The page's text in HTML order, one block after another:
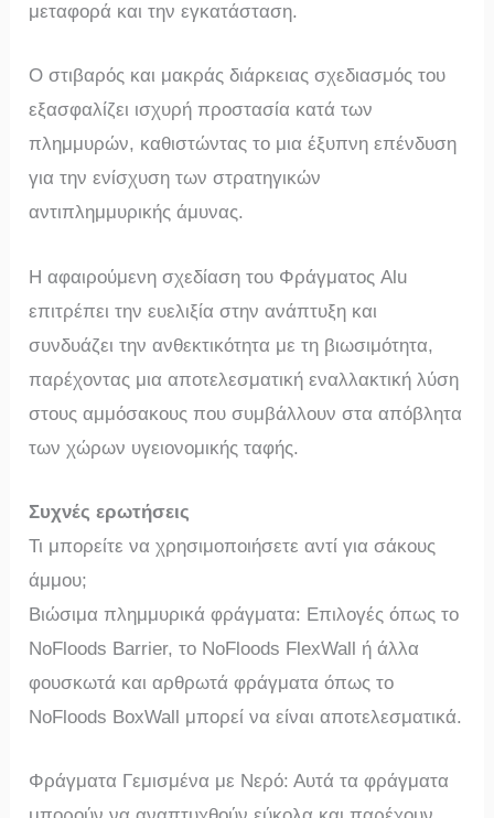
μεταφορά και την εγκατάσταση.
Ο στιβαρός και μακράς διάρκειας σχεδιασμός του
εξασφαλίζει ισχυρή προστασία κατά των
πλημμυρών, καθιστώντας το μια έξυπνη επένδυση
για την ενίσχυση των στρατηγικών
αντιπλημμυρικής άμυνας.
Η αφαιρούμενη σχεδίαση του Φράγματος Alu
επιτρέπει την ευελιξία στην ανάπτυξη και
συνδυάζει την ανθεκτικότητα με τη βιωσιμότητα,
παρέχοντας μια αποτελεσματική εναλλακτική λύση
στους αμμόσακους που συμβάλλουν στα απόβλητα
των χώρων υγειονομικής ταφής.
Συχνές ερωτήσεις
Τι μπορείτε να χρησιμοποιήσετε αντί για σάκους
άμμου;
Βιώσιμα πλημμυρικά φράγματα: Επιλογές όπως το
NoFloods Barrier, το NoFloods FlexWall ή άλλα
φουσκωτά και αρθρωτά φράγματα όπως το
NoFloods BoxWall μπορεί να είναι αποτελεσματικά.
Φράγματα Γεμισμένα με Νερό: Αυτά τα φράγματα